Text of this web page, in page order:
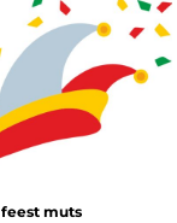
feest muts